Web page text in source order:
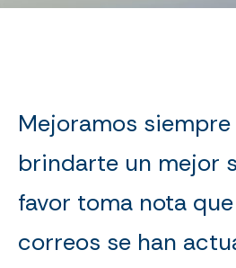
Mejoramos
brindarte un mejor
favor toma nota
correos se han